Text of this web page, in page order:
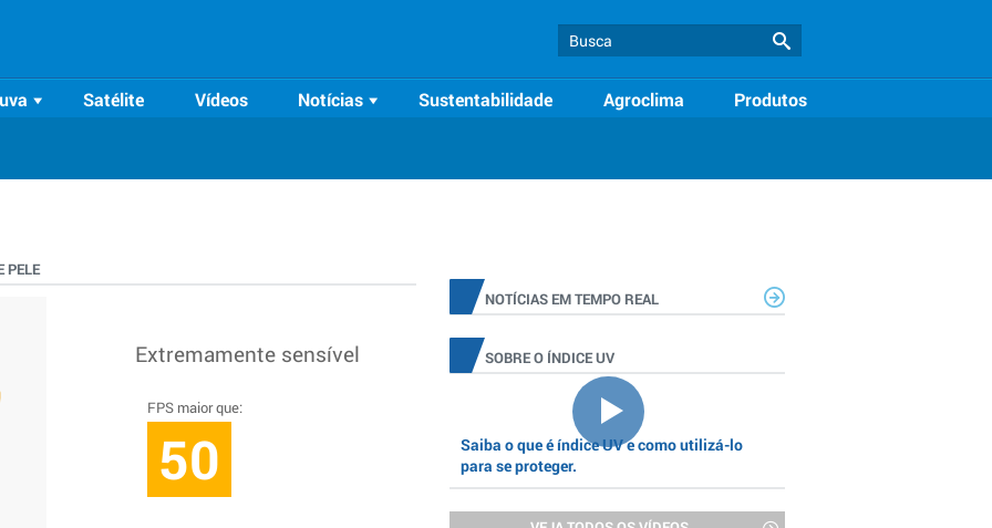
Satélite Vídeos Notícias Sustentabilidade Agroclima Produtos
PELE
Extremamente sensível
FPS maior que:
50
NOTÍCIAS EM TEMPO REAL
SOBRE O ÍNDICE UV
Saiba o que é índice UV e como utilizá-lo
para se proteger.